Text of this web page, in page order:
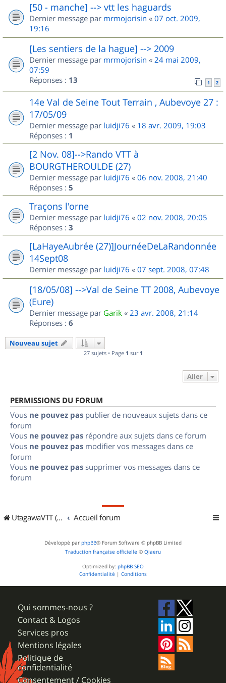
[50 - manche] --> vtt les haguards
Dernier message par mrmojorisin « 07 oct. 2009,
19:16
[Les sentiers de la hague] --> 2009
Dernier message par mrmojorisin « 24 mai 2009,
07:59
Réponses : 13 1 2
14e Val de Seine Tout Terrain , Aubevoye 27 :
17/05/09
Dernier message par luidji76 « 18 avr. 2009, 19:03
Réponses : 1
[2 Nov. 08]-->Rando VTT à
BOURGTHEROULDE (27)
Dernier message par luidji76 « 06 nov. 2008, 21:40
Réponses : 5
Traçons l'orne
Dernier message par luidji76 « 02 nov. 2008, 20:05
Réponses : 3
[LaHayeAubrée (27)]JournéeDeLaRandonnée
14Sept08
Dernier message par luidji76 « 07 sept. 2008, 07:48
[18/05/08] -->Val de Seine TT 2008, Aubevoye
(Eure)
Dernier message par Garik « 23 avr. 2008, 21:14
Réponses : 6
Nouveau sujet
27 sujets • Page 1 sur 1
Aller
PERMISSIONS DU FORUM
Vous ne pouvez pas publier de nouveaux sujets dans ce
forum
Vous ne pouvez pas répondre aux sujets dans ce forum
Vous ne pouvez pas modifier vos messages dans ce
forum
Vous ne pouvez pas supprimer vos messages dans ce
forum
UtagawaVTT (Randos VTT et VTTAE avec traces GPS) Accueil forum
Développé par phpBB® Forum Software © phpBB Limited
Traduction française officielle © Qiaeru
Optimized by: phpBB SEO
Confidentialité | Conditions
Qui sommes-nous ?
Contact & Logos
Services pros
Mentions légales
Politique de
confidentialité
Consentement / Cookies